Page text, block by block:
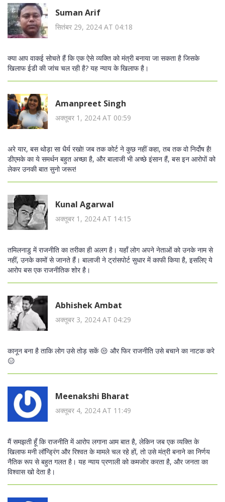
Suman Arif
सितंबर 29, 2024 AT 04:18
क्या आप वाकई सोचते हैं कि एक ऐसे व्यक्ति को मंत्री बनाया जा सकता है जिसके
खिलाफ ईडी की जांच चल रही है? यह न्याय के खिलाफ है।
Amanpreet Singh
अक्तूबर 1, 2024 AT 00:59
अरे यार, बस थोड़ा सा धैर्य रखो! जब तक कोर्ट ने कुछ नहीं कहा, तब तक वो निर्दोष है!
डीएमके का ये समर्थन बहुत अच्छा है, और बालाजी भी अच्छे इंसान हैं, बस इन आरोपों को
लेकर उनकी बात सुनो जरूर!
Kunal Agarwal
अक्तूबर 1, 2024 AT 14:15
तमिलनाडु में राजनीति का तरीका ही अलग है। यहाँ लोग अपने नेताओं को उनके नाम से
नहीं, उनके कामों से जानते हैं। बालाजी ने ट्रांसपोर्ट सुधार में काफी किया है, इसलिए ये
आरोप बस एक राजनीतिक शोर है।
Abhishek Ambat
अक्तूबर 3, 2024 AT 04:29
कानून बना है ताकि लोग उसे तोड़ सकें 😒 और फिर राजनीति उसे बचाने का नाटक करे
😑
Meenakshi Bharat
अक्तूबर 4, 2024 AT 11:49
मैं समझती हूँ कि राजनीति में आरोप लगाना आम बात है, लेकिन जब एक व्यक्ति के
खिलाफ मनी लॉन्ड्रिंग और रिश्वत के मामले चल रहे हों, तो उसे मंत्री बनाने का निर्णय
नैतिक रूप से बहुत गलत है। यह न्याय प्रणाली को कमजोर करता है, और जनता का
विश्वास खो देता है।